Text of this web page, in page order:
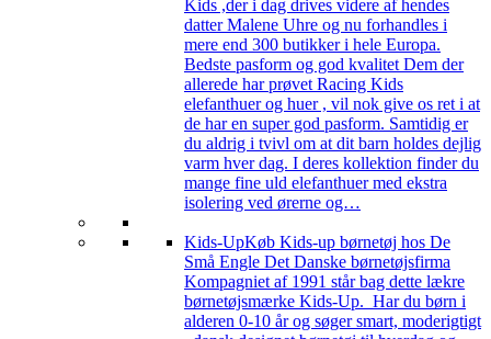
Kids ,der i dag drives videre af hendes
datter Malene Uhre og nu forhandles i
mere end 300 butikker i hele Europa.
Bedste pasform og god kvalitet Dem der
allerede har prøvet Racing Kids
elefanthuer og huer , vil nok give os ret i at
de har en super god pasform. Samtidig er
du aldrig i tvivl om at dit barn holdes dejlig
varm hver dag. I deres kollektion finder du
mange fine uld elefanthuer med ekstra
isolering ved ørerne og…
Kids-UpKøb Kids-up børnetøj hos De
Små Engle Det Danske børnetøjsfirma
Kompagniet af 1991 står bag dette lækre
børnetøjsmærke Kids-Up. Har du børn i
alderen 0-10 år og søger smart, moderigtigt